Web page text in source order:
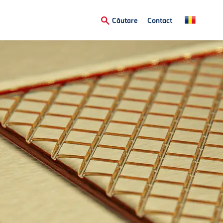
CăutareSecondary
Menu
Contact